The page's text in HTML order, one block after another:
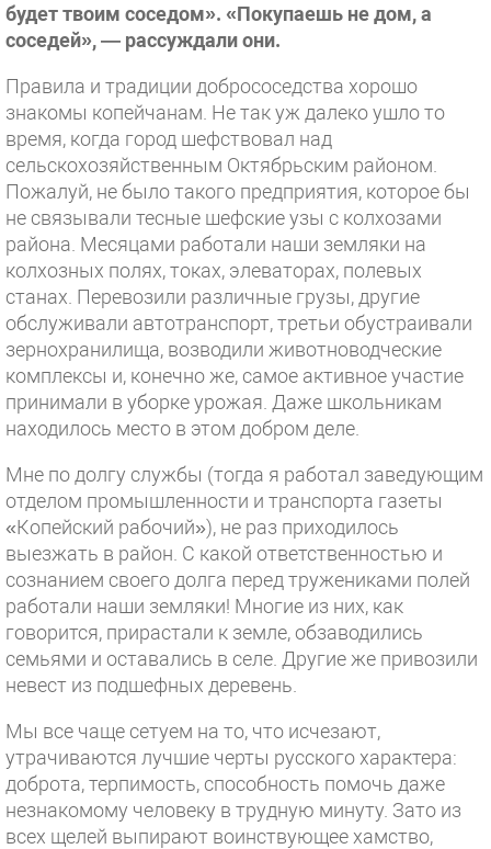
будет твоим соседом». «Покупаешь не дом, а
соседей», — рассуждали они.
Правила и традиции добрососедства хорошо
знакомы копейчанам. Не так уж далеко ушло то
время, когда город шефствовал над
сельскохозяйственным Октябрьским районом.
Пожалуй, не было такого предприятия, которое бы
не связывали тесные шефские узы с колхозами
района. Месяцами работали наши земляки на
колхозных полях, токах, элеваторах, полевых
станах. Перевозили различные грузы, другие
обслуживали автотранспорт, третьи обустраивали
зернохранилища, возводили животноводческие
комплексы и, конечно же, самое активное участие
принимали в уборке урожая. Даже школьникам
находилось место в этом добром деле.
Мне по долгу службы (тогда я работал заведующим
отделом промышленности и транспорта газеты
«Копейский рабочий»), не раз приходилось
выезжать в район. С какой ответственностью и
сознанием своего долга перед тружениками полей
работали наши земляки! Многие из них, как
говорится, прирастали к земле, обзаводились
семьями и оставались в селе. Другие же привозили
невест из подшефных деревень.
Мы все чаще сетуем на то, что исчезают,
утрачиваются лучшие черты русского характера:
доброта, терпимость, способность помочь даже
незнакомому человеку в трудную минуту. Зато из
всех щелей выпирают воинствующее хамство,